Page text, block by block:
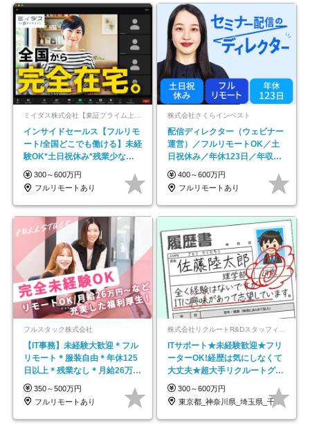
ミイダス株式会社【東証プライム上場パーソルグループ】
インサイドセールス【フルリモ
ート/全国どこでも働ける】未経
験OK*土日祝休み*残業少なめ*
在宅勤務手当あり
300～600万円
フルリモートあり
株式会社さくらインベスト
配信ディレクター（ウェビナー
運営）／フルリモートOK／土
日祝休み／年休123日／年収
600万円可
400～600万円
フルリモートあり
フルスタック株式会社
【IT事務】未経験大歓迎＊フル
リモート＊服装自由＊年休125
日以上＊残業なし＊月給26万円
以上
350～500万円
フルリモートあり
ITサポート★未経験歓迎★フリ
ーターOK!経歴は気にしなくて
大丈夫★超大手リクルートグル
ープの正社員/sg
300～600万円
東京都_神奈川県_埼玉県_千葉県_大阪府…